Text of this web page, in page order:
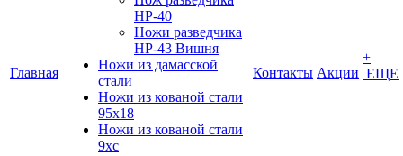
Главная
НР-40
Ножи разведчика
НР-43 Вишня
Ножи из дамасской
стали
Ножи из кованой стали
95х18
Ножи из кованой стали
9хс
Контакты Акции
+
ЕЩЕ